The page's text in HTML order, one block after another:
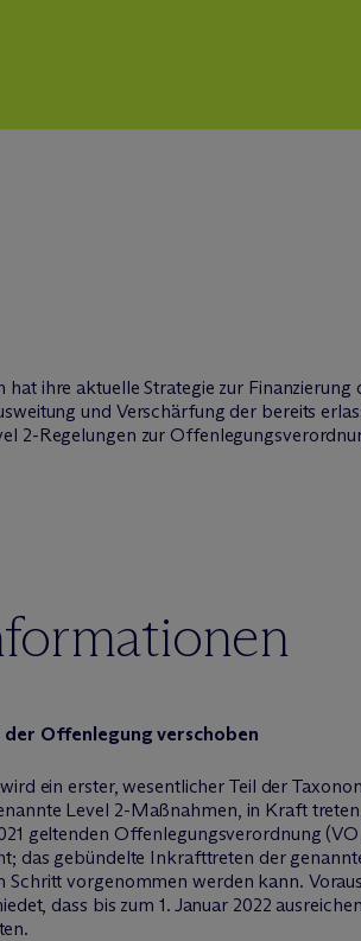
hat ihre aktuelle Strategie zur
und Verschärfung der bereits
2-Regelungen zur
Offenlegung verschoben
wird ein erster, wesentlicher Teil der
Level 2-Maßnahmen, in Kraft
geltenden Offenlegungsverordnung
das gebündelte Inkrafttreten der
Schritt vorgenommen werden kann.
dass bis zum 1. Januar 2022